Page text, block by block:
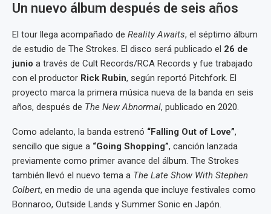
Un nuevo álbum después de seis años
El tour llega acompañado de Reality Awaits, el séptimo álbum
de estudio de The Strokes. El disco será publicado el 26 de
junio a través de Cult Records/RCA Records y fue trabajado
con el productor Rick Rubin, según reportó Pitchfork. El
proyecto marca la primera música nueva de la banda en seis
años, después de The New Abnormal, publicado en 2020.
Como adelanto, la banda estrenó “Falling Out of Love”,
sencillo que sigue a “Going Shopping”, canción lanzada
previamente como primer avance del álbum. The Strokes
también llevó el nuevo tema a The Late Show With Stephen
Colbert, en medio de una agenda que incluye festivales como
Bonnaroo, Outside Lands y Summer Sonic en Japón.